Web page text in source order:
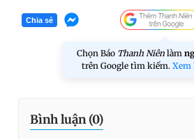
Chia sẻ
Chọn Báo Thanh Niên làm
trên Google tìm kiếm. Xem
Bình luận (0)